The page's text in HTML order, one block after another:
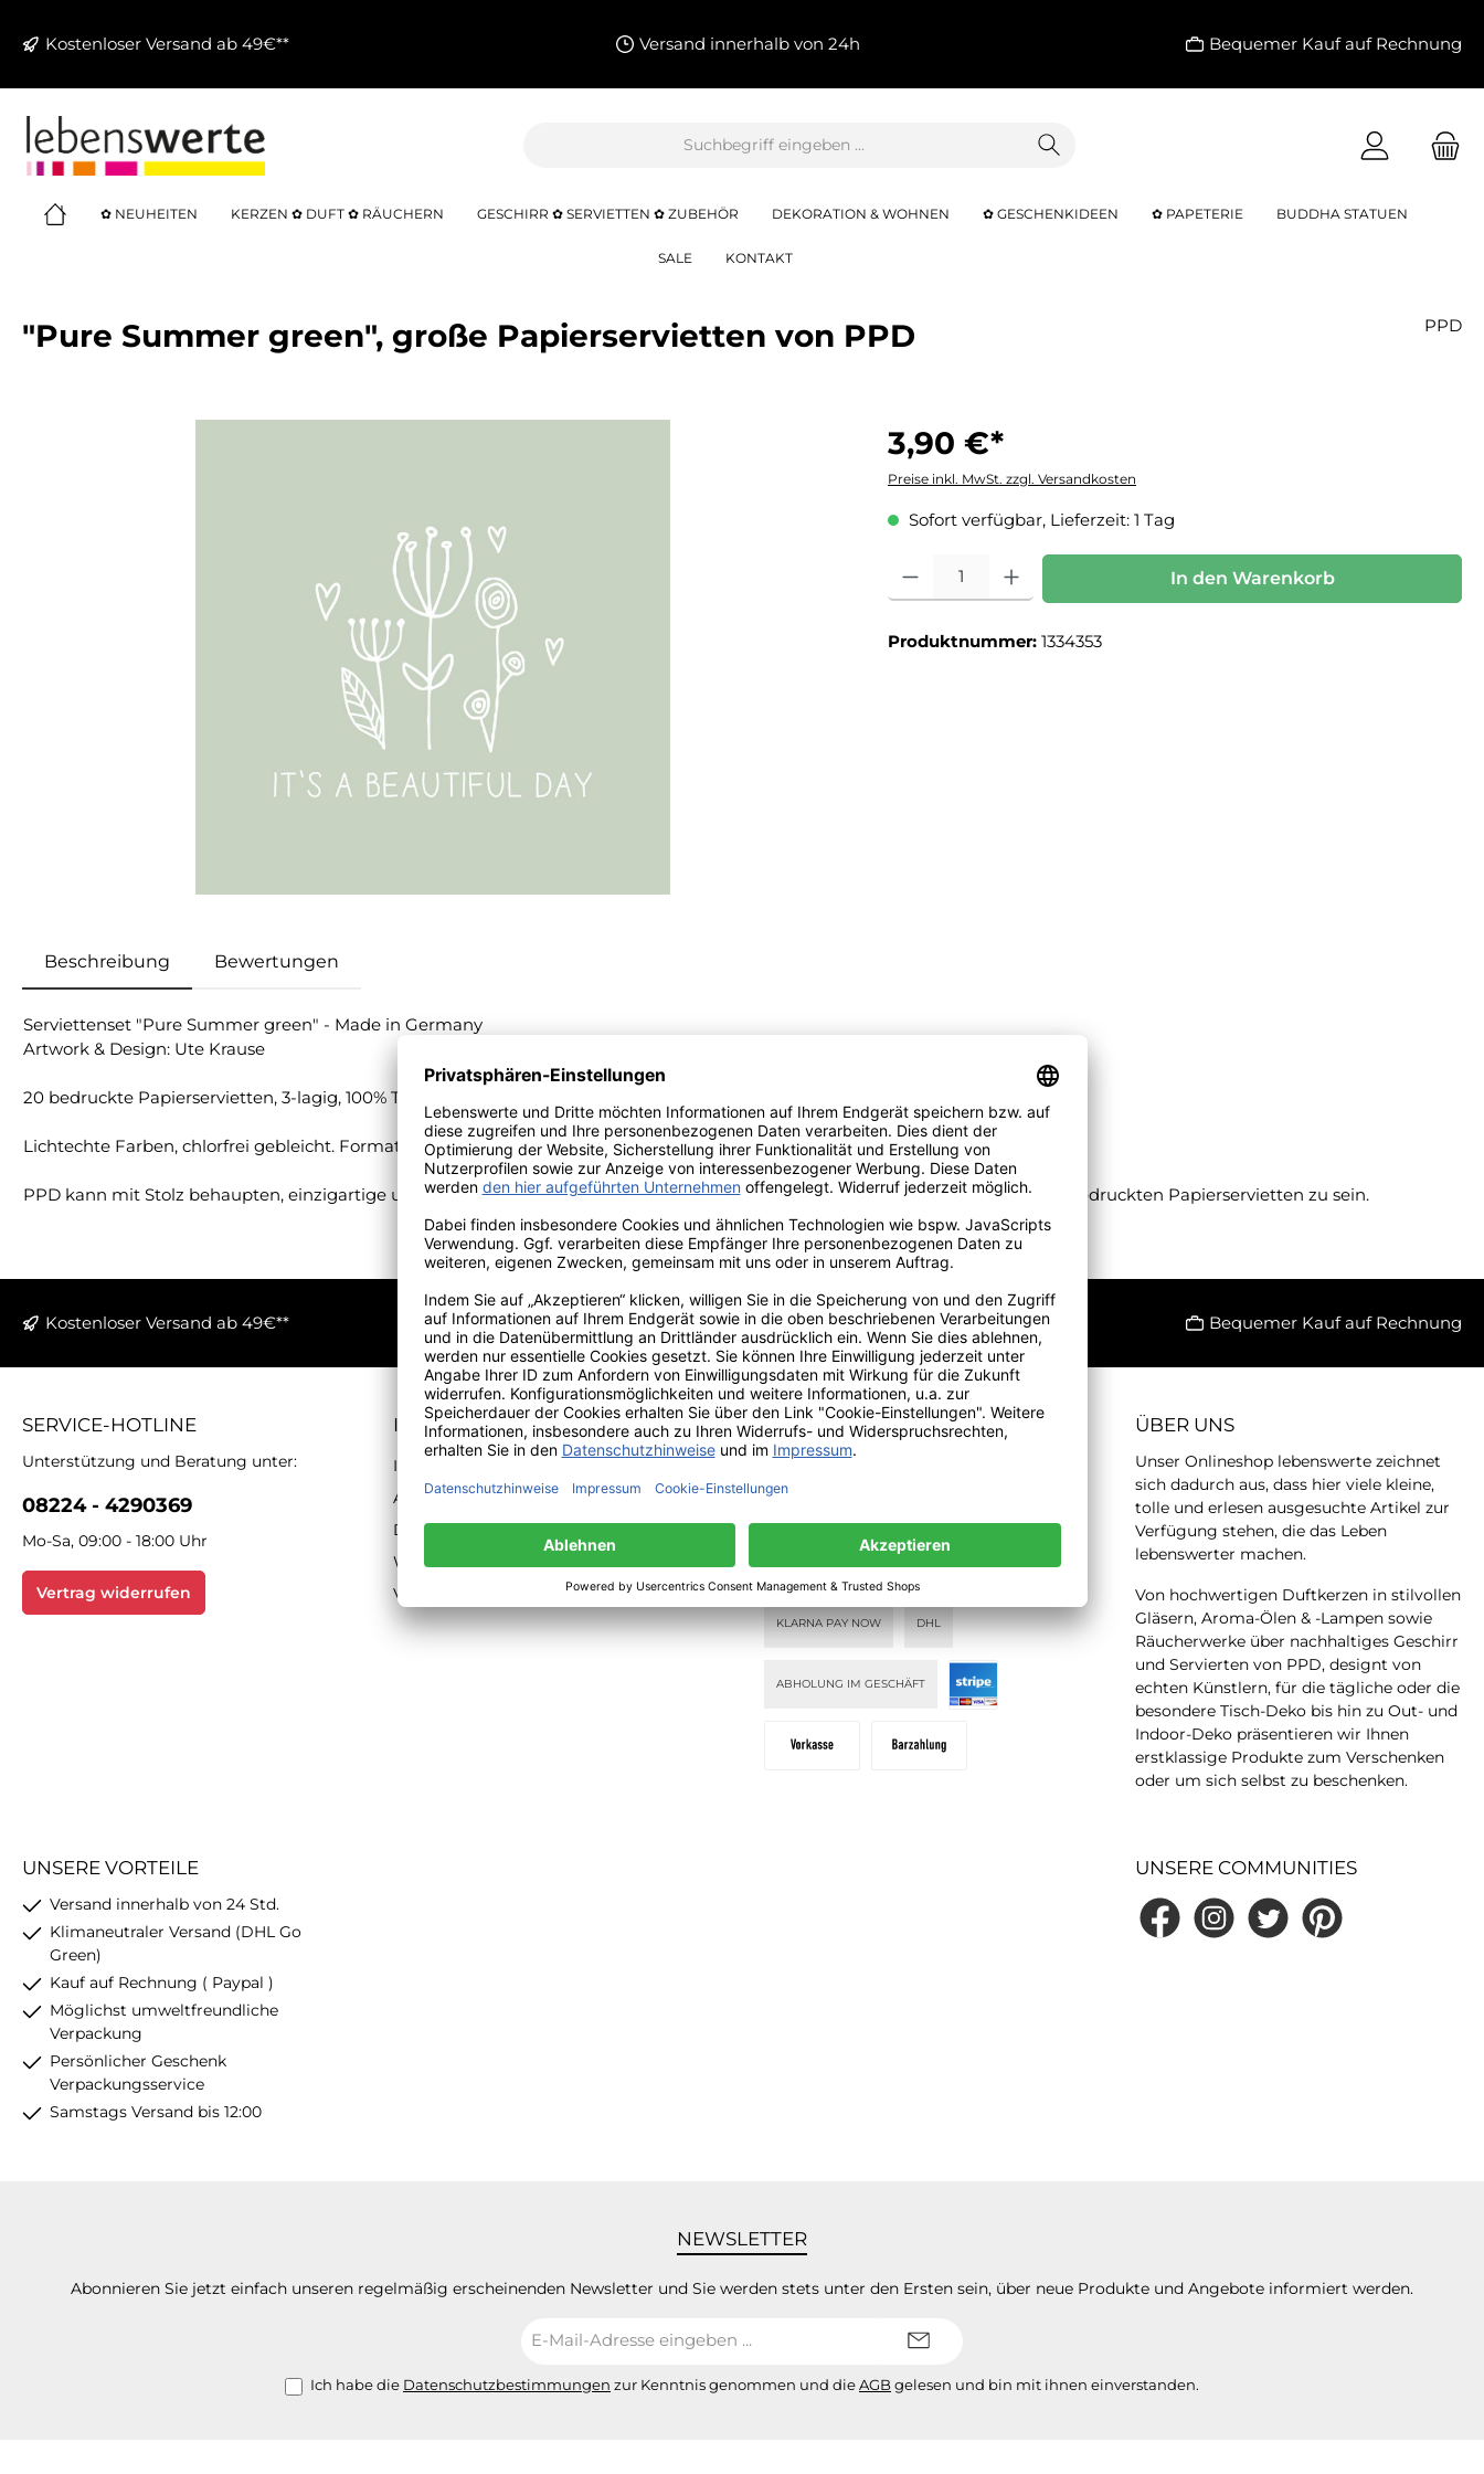
Kostenloser Versand ab 49€**
Versand innerhalb von 24h Bequemer Kauf auf Rechnung
✿ NEUHEITEN KERZEN ✿ DUFT ✿ RÄUCHERN GESCHIRR ✿ SERVIETTEN ✿ ZUBEHÖR DEKORATION & WOHNEN ✿ GESCHENKIDEEN ✿ PAPETERIE BUDDHA STATUEN
SALE KONTAKT
"Pure Summer green", große Papierservietten von PPD PPD
3,90 €*
Preise inkl. MwSt. zzgl. Versandkosten
Sofort verfügbar, Lieferzeit: 1 Tag
Produkt Anzahl: Gib den gewünschten Wert ein oder benutze die Schaltflächen um die
In den Warenkorb
Produktnummer: 1334353
Beschreibung Bewertungen
Serviettenset "Pure Summer green" - Made in Germany
Artwork & Design: Ute Krause
20 bedruckte Papierservietten, 3-lagig, 100% Tissue.
Lichtechte Farben, chlorfrei gebleicht. Format 33 cm x 33 cm.
PPD kann mit Stolz behaupten, einzigartige und hochwertige Produkte zu schaffen und der Premiumanbieter im Bereich von bedruckten Papierservietten zu sein.
Kostenloser Versand ab 49€** Versand innerhalb von 24h Bequemer Kauf auf Rechnung
SERVICE-HOTLINE
Unterstützung und Beratung unter:
08224 - 4290369
Mo-Sa, 09:00 - 18:00 Uhr
Vertrag widerrufen
INFORMATIONEN
Impressum
AGB
Datenschutz
Widerrufsbelehrung
Versand & Zahlung
ZAHLUNGS- UND
VERSANDARTEN
KLARNA PAY NOW DHL
ABHOLUNG IM GESCHÄFT
ÜBER UNS
Unser Onlineshop lebenswerte zeichnet
sich dadurch aus, dass hier viele kleine,
tolle und erlesen ausgesuchte Artikel zur
Verfügung stehen, die das Leben
lebenswerter machen.
Von hochwertigen Duftkerzen in stilvollen
Gläsern, Aroma-Ölen & -Lampen sowie
Räucherwerke über nachhaltiges Geschirr
und Servierten von PPD, designt von
echten Künstlern, für die tägliche oder die
besondere Tisch-Deko bis hin zu Out- und
Indoor-Deko präsentieren wir Ihnen
erstklassige Produkte zum Verschenken
oder um sich selbst zu beschenken.
UNSERE VORTEILE
Versand innerhalb von 24 Std.
Klimaneutraler Versand (DHL Go
Green)
Kauf auf Rechnung ( Paypal )
Möglichst umweltfreundliche
Verpackung
Persönlicher Geschenk
Verpackungsservice
Samstags Versand bis 12:00
UNSERE COMMUNITIES
FacebookInstagramTwitter Pinterest
NEWSLETTER
Abonnieren Sie jetzt einfach unseren regelmäßig erscheinenden Newsletter und Sie werden stets unter den Ersten sein, über neue Produkte und Angebote informiert werden.
Mail-
Ich habe die Datenschutzbestimmungen zur Kenntnis genommen und dieAGBgelesen und bin mit ihnen einverstanden.